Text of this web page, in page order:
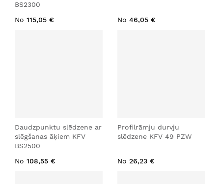
BS2300
No 115,05 € No 46,05 €
Daudzpunktu slēdzene ar
slēgšanas āķiem KFV
BS2500
No 108,55 €
Profilrāmju durvju
slēdzene KFV 49 PZW
No 26,23 €